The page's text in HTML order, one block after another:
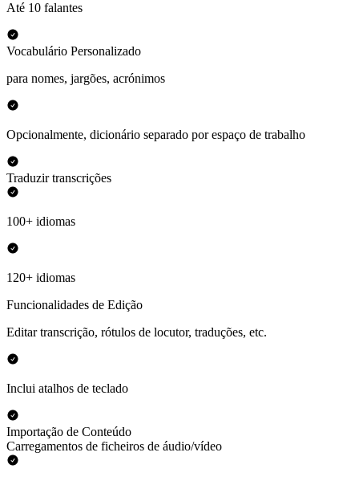
Até 10 falantes
Vocabulário Personalizado
para nomes, jargões, acrónimos
Opcionalmente, dicionário separado por espaço de trabalho
Traduzir transcrições
100+ idiomas
120+ idiomas
Funcionalidades de Edição
Editar transcrição, rótulos de locutor, traduções, etc.
Inclui atalhos de teclado
Importação de Conteúdo
Carregamentos de ficheiros de áudio/vídeo